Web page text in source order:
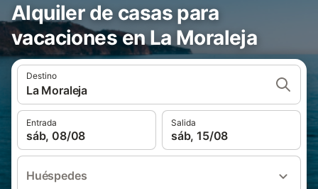
Alquiler de casas para
vacaciones en La Moraleja
Destino
La Moraleja
Entrada
sáb, 08/08
Salida
sáb, 15/08
Huéspedes